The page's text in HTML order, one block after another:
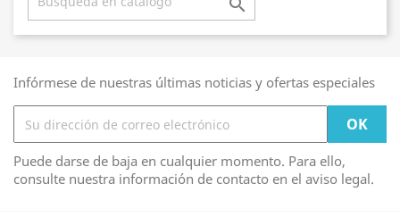

Infórmese de nuestras últimas noticias y ofertas especiales
Puede darse de baja en cualquier momento. Para ello,
consulte nuestra información de contacto en el aviso legal.